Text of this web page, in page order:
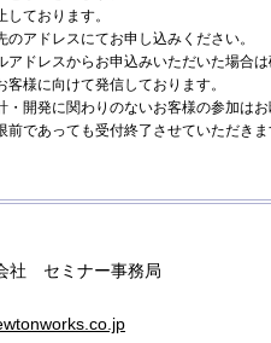
ております。
アドレスにてお申し込みください。
ドレスからお申込みいただいた場合
様に向けて発信しております。
開発に関わりのないお客様の参加は
であっても受付終了させていただき
社 セミナー事務局